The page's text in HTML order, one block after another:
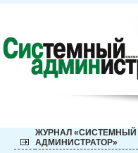
ЖУРНАЛ «СИСТЕМНЫЙ
АДМИНИСТРАТОР»